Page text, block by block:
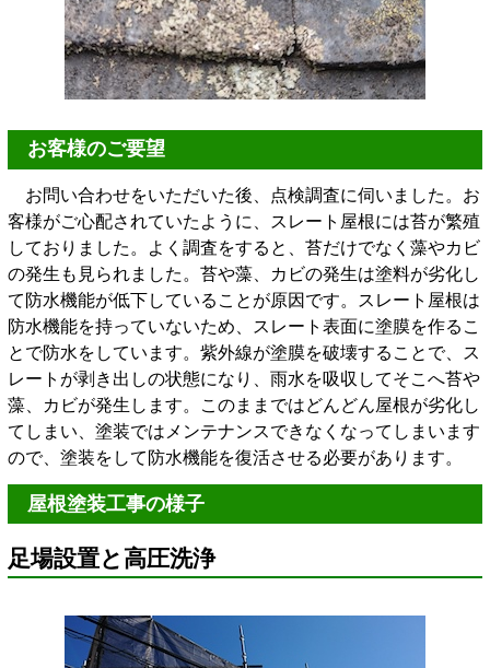
お客様のご要望
お問い合わせをいただいた後、点検調査に伺いました。お
客様がご心配されていたように、スレート屋根には苔が繁殖
しておりました。よく調査をすると、苔だけでなく藻やカビ
の発生も見られました。苔や藻、カビの発生は塗料が劣化し
て防水機能が低下していることが原因です。スレート屋根は
防水機能を持っていないため、スレート表面に塗膜を作るこ
とで防水をしています。紫外線が塗膜を破壊することで、ス
レートが剥き出しの状態になり、雨水を吸収してそこへ苔や
藻、カビが発生します。このままではどんどん屋根が劣化し
てしまい、塗装ではメンテナンスできなくなってしまいます
ので、塗装をして防水機能を復活させる必要があります。
屋根塗装工事の様子
足場設置と高圧洗浄